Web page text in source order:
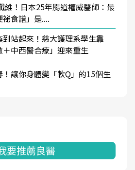
！日本25年腸道權威醫師：最
食譜」是....
站起來！慈大護理系學生靠
＋中西醫合療」迎來重生
讓你身體變「軟Q」的15個生
要推薦良醫